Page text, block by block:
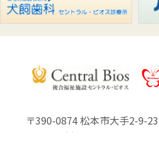
〒390-0874 松本市大手2-9-23
Copyright (C) Well Life